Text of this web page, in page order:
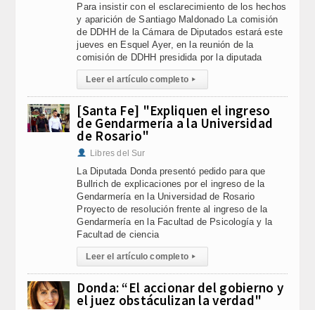
Para insistir con el esclarecimiento de los hechos
y aparición de Santiago Maldonado La comisión
de DDHH de la Cámara de Diputados estará este
jueves en Esquel Ayer, en la reunión de la
comisión de DDHH presidida por la diputada
Leer el artículo completo ▸
[Santa Fe] "Expliquen el ingreso
de Gendarmería a la Universidad
de Rosario"
Libres del Sur
La Diputada Donda presentó pedido para que
Bullrich de explicaciones por el ingreso de la
Gendarmería en la Universidad de Rosario
Proyecto de resolución frente al ingreso de la
Gendarmería en la Facultad de Psicología y la
Facultad de ciencia
Leer el artículo completo ▸
Donda: “El accionar del gobierno y
el juez obstáculizan la verdad"